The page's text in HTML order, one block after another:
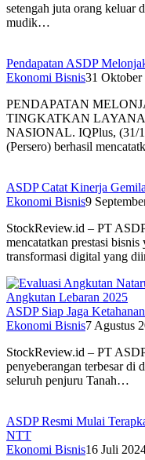
setengah juta orang keluar
mudik…
Pendapatan ASDP
Ekonomi Bisnis31 Oktober
PENDAPATAN
TINGKATKAN
NASIONAL. IQPlus, (31/
(Persero) berhasil
ASDP Catat Kinerja
Ekonomi Bisnis9
StockReview.id – PT
mencatatkan prestasi
transformasi digital yang
ASDP Siap Jaga
Ekonomi Bisnis7 Agustus
StockReview.id – PT
penyeberangan terbesar di
seluruh penjuru Tanah…
ASDP Resmi Mulai
NTT
Ekonomi Bisnis16 Juli